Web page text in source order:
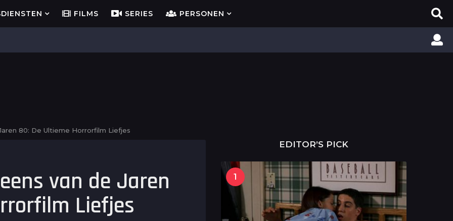
FILMS SERIES PERSONEN
80: De Ultieme Horrorfilm Liefjes
van de Jaren
Liefjes
EDITOR’S PICK
1